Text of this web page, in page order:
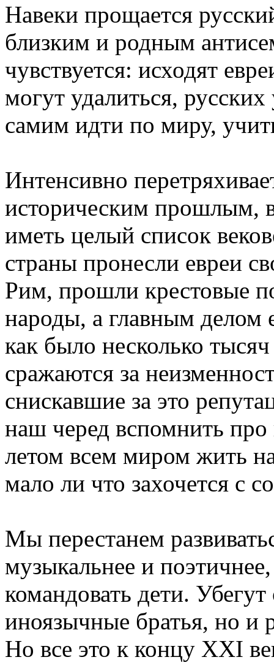
Навеки прощается
близким и родным
чувствуется: исходят
могут удалиться,
самим идти по миру,
Интенсивно
историческим прошлым,
иметь целый список
страны пронесли евреи
Рим, прошли крестовые
народы, а главным делом
как было несколько
сражаются за
снискавшие за это
наш черед вспомнить
летом всем миром жить
мало ли что захочется с
Мы перестанем
музыкальнее и
командовать дети.
иноязычные братья, но и
Но все это к концу XXI